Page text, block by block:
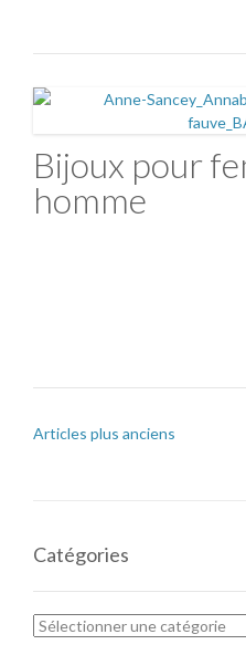
Bijoux pour
homme
Articles plus anciens
Catégories